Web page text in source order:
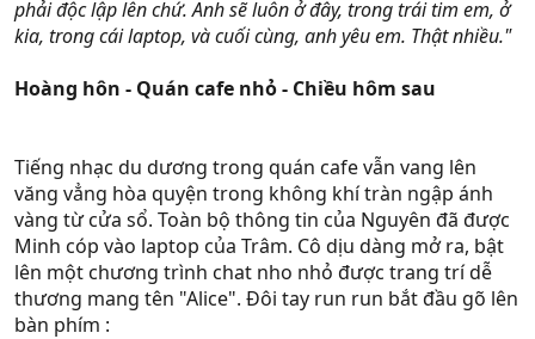
phải độc lập lên chứ. Anh sẽ luôn ở đây, trong trái tim em, ở
kia, trong cái laptop, và cuối cùng, anh yêu em. Thật nhiều."
Hoàng hôn - Quán cafe nhỏ - Chiều hôm sau
Tiếng nhạc du dương trong quán cafe vẫn vang lên
văng vẳng hòa quyện trong không khí tràn ngập ánh
vàng từ cửa sổ. Toàn bộ thông tin của Nguyên đã được
Minh cóp vào laptop của Trâm. Cô dịu dàng mở ra, bật
lên một chương trình chat nho nhỏ được trang trí dễ
thương mang tên "Alice". Đôi tay run run bắt đầu gõ lên
bàn phím :